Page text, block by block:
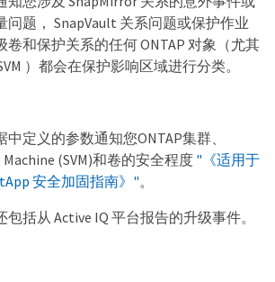
问题， SnapVault 关系问题或保护作业
卷和保护关系的任何 ONTAP 对象（尤其
）都会在保护影响区域进行分类。
定义的参数通知您ONTAP集群、
(SVM)和卷的安全程度 "《适用于
安全加固指南》"。
括从 Active IQ 平台报告的升级事件。